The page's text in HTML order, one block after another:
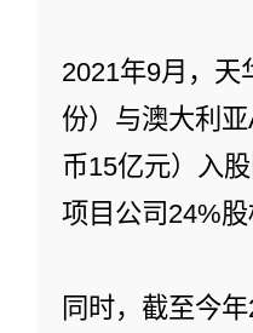
2021年9月，天
份）与澳大利
币15亿元）入
项目公司24%
同时，截至今